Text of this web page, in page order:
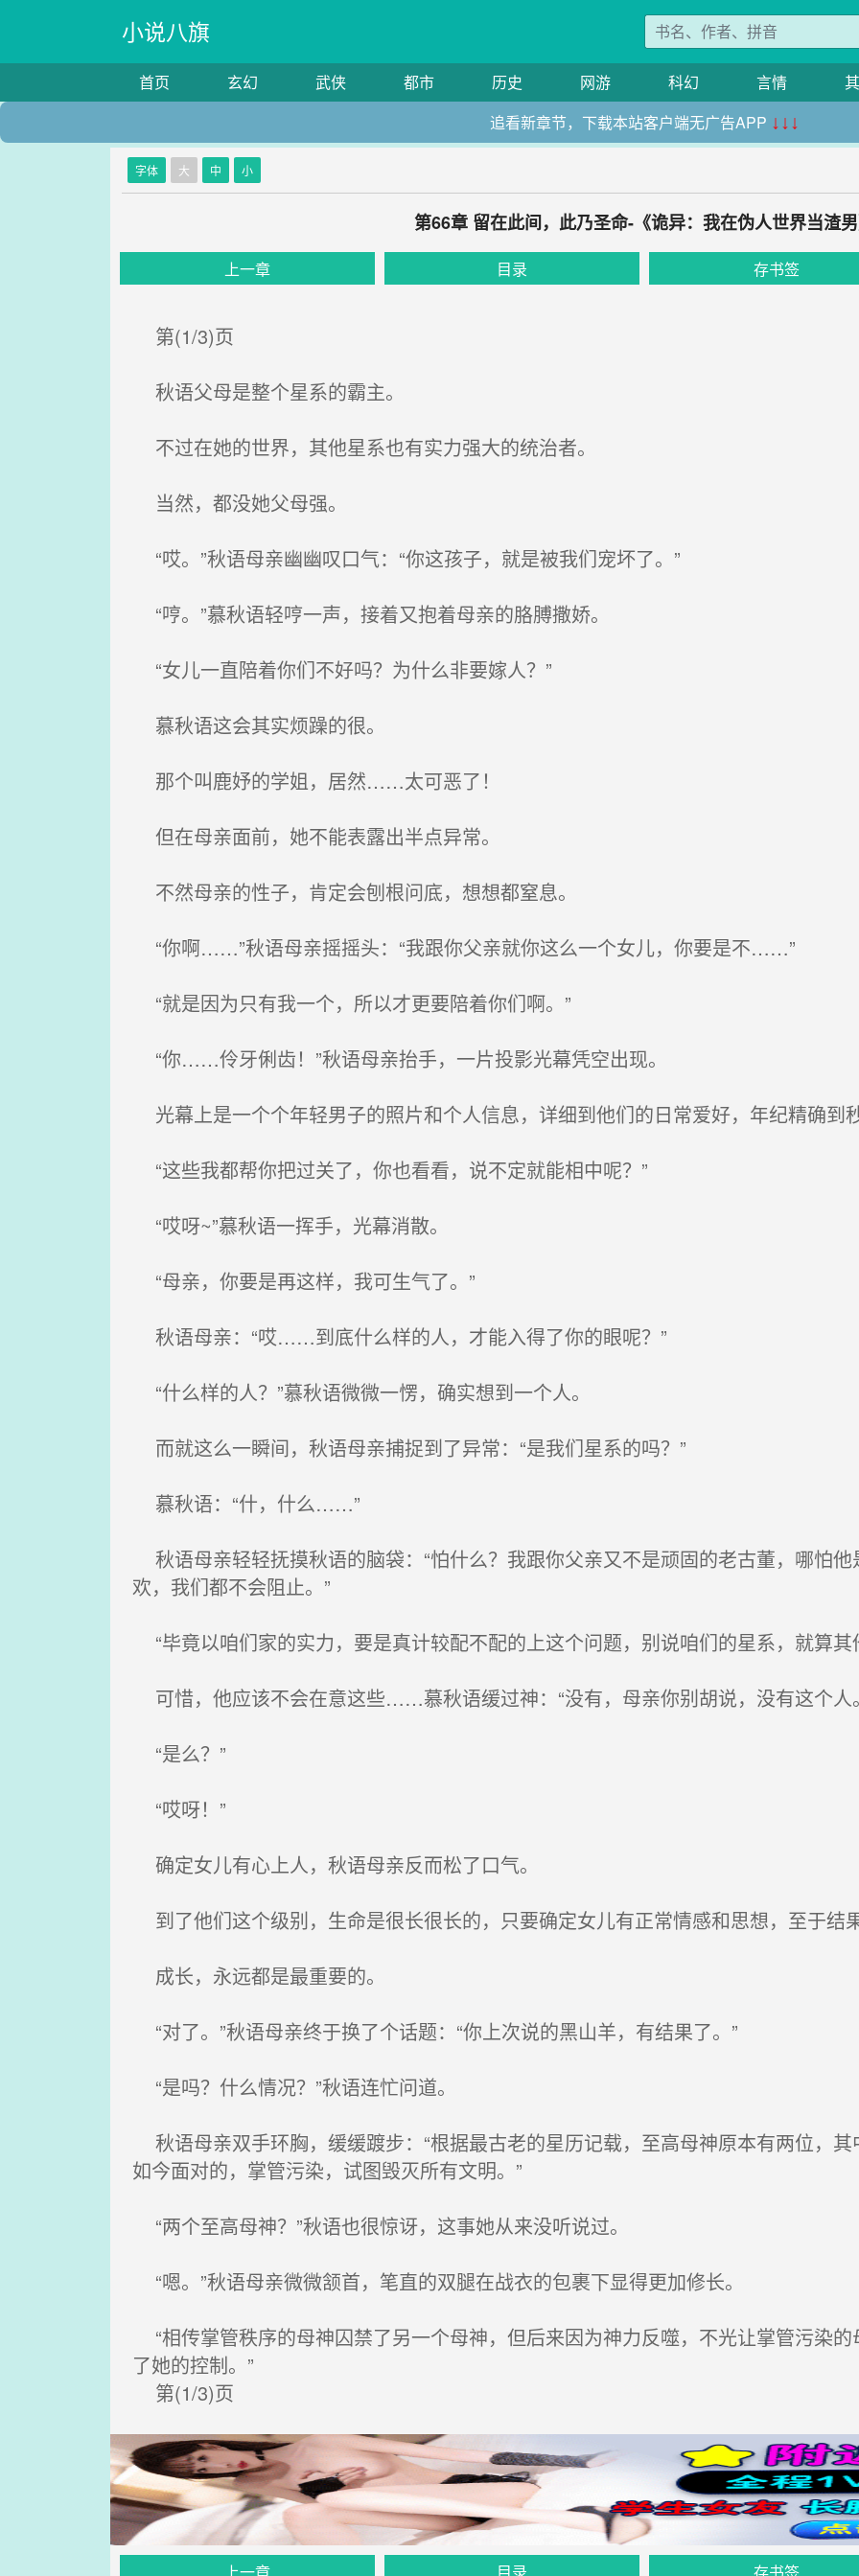
小说八旗
首页 玄幻 武侠 都市 历史 网游 科幻 言情
追看新章节，下载本站客户端无广告APP ↓↓↓
字体 大 中 小
第66章 留在此间，此乃圣命-《诡异：我在伪人世界当渣
上一章 目录 存书签
第(1/3)页
秋语父母是整个星系的霸主。
不过在她的世界，其他星系也有实力强大的统治者。
当然，都没她父母强。
“哎。”秋语母亲幽幽叹口气：“你这孩子，就是被我们宠坏了。”
“哼。”慕秋语轻哼一声，接着又抱着母亲的胳膊撒娇。
“女儿一直陪着你们不好吗？为什么非要嫁人？”
慕秋语这会其实烦躁的很。
那个叫鹿妤的学姐，居然……太可恶了！
但在母亲面前，她不能表露出半点异常。
不然母亲的性子，肯定会刨根问底，想想都窒息。
“你啊……”秋语母亲摇摇头：“我跟你父亲就你这么一个女儿，你要是不……”
“就是因为只有我一个，所以才更要陪着你们啊。”
“你……伶牙俐齿！”秋语母亲抬手，一片投影光幕凭空出现。
光幕上是一个个年轻男子的照片和个人信息，详细到他们的日常爱好，年纪精确到
“这些我都帮你把过关了，你也看看，说不定就能相中呢？”
“哎呀~”慕秋语一挥手，光幕消散。
“母亲，你要是再这样，我可生气了。”
秋语母亲：“哎……到底什么样的人，才能入得了你的眼呢？”
“什么样的人？”慕秋语微微一愣，确实想到一个人。
而就这么一瞬间，秋语母亲捕捉到了异常：“是我们星系的吗？”
慕秋语：“什，什么……”
秋语母亲轻轻抚摸秋语的脑袋：“怕什么？我跟你父亲又不是顽固的老古董，哪怕
欢，我们都不会阻止。”
“毕竟以咱们家的实力，要是真计较配不配的上这个问题，别说咱们的星系，就算其
可惜，他应该不会在意这些……慕秋语缓过神：“没有，母亲你别胡说，没有这个人
“是么？”
“哎呀！”
确定女儿有心上人，秋语母亲反而松了口气。
到了他们这个级别，生命是很长很长的，只要确定女儿有正常情感和思想，至于结
成长，永远都是最重要的。
“对了。”秋语母亲终于换了个话题：“你上次说的黑山羊，有结果了。”
“是吗？什么情况？”秋语连忙问道。
秋语母亲双手环胸，缓缓踱步：“根据最古老的星历记载，至高母神原本有两位，
如今面对的，掌管污染，试图毁灭所有文明。”
“两个至高母神？”秋语也很惊讶，这事她从来没听说过。
“嗯。”秋语母亲微微颔首，笔直的双腿在战衣的包裹下显得更加修长。
“相传掌管秩序的母神囚禁了另一个母神，但后来因为神力反噬，不光让掌管污染
了她的控制。”
第(1/3)页